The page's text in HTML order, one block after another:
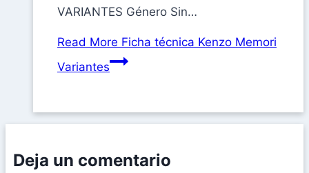
VARIANTES Género Sin…
Read More Ficha técnica Kenzo Memori
Variantes
Deja un comentario